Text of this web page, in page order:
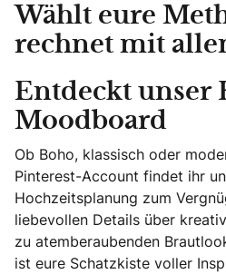
Wählt eure
rechnet mit
Entdeckt unser
Moodboard
Ob Boho, klassisch oder
Pinterest-Account findet ihr
Hochzeitsplanung zum
liebevollen Details über
zu atemberaubenden
ist eure Schatzkiste voller